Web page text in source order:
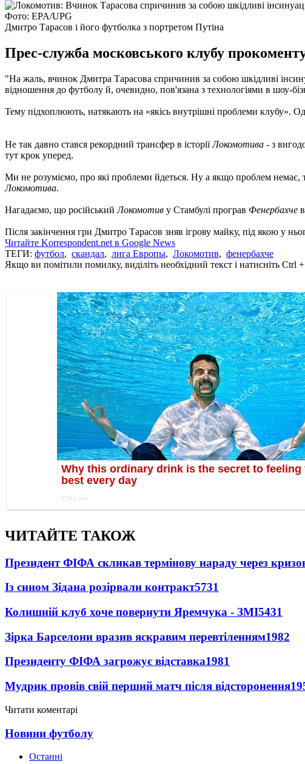
Фото: EPA/UPG
Дмитро Тарасов і його футболка з портретом Путіна
Прес-служба московського клубу
"На жаль, вчинок Дмитра Тарасова спричинив за собою шкідливі
відношення до футболу й, очевидно, пов'язана з технологіями в шоу-
Тему підхоплюють, натякають на «якісь внутрішні проблеми клубу».
Не так давно стався рекордний трансфер в історіїЛокомотива - з
тут крок уперед.
Ми не розуміємо, про які проблеми йдеться. Ну а якщо проблем немає,
Локомотива.
Нагадаємо, що російськийЛокомотив у Стамбулі програв Фенербахче
Після закінчення гри Дмитро Тарасов зняв ігрову майку, під якою у
Читайте Korrespondent.net в Google News
ТЕГИ: футбол, скандал, лига Европы, Локомотив, фенербахче
Якщо ви помітили помилку, виділіть необхідний текст і натисніть
ЧИТАЙТЕ ТАКОЖ
Президент ФІФА скликав термінову нараду через
Із сином Зідана розірвали контракт5731
Колишній клуб хоче повернути Яремчука - ЗМІ5431
Зірка Барселони вразив яскравим перевтіленням1982
Президенту ФІФА загрожує відставка1981
Мудрик провів свій перший матч після відсторонення
Читати коментарі
Новини футболу
Останні